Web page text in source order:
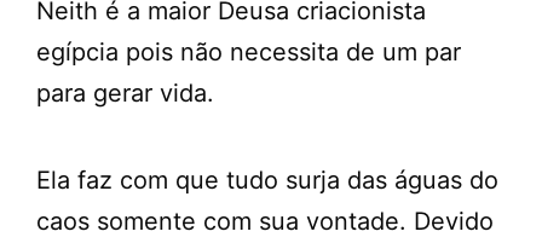
Neith é a maior Deusa criacionista
egípcia pois não necessita de um par
para gerar vida.
Ela faz com que tudo surja das águas do
caos somente com sua vontade. Devido